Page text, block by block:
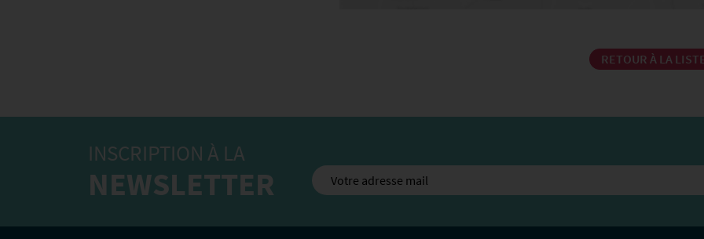
RETOUR À LA
INSCRIPTION À LA
NEWSLETTER